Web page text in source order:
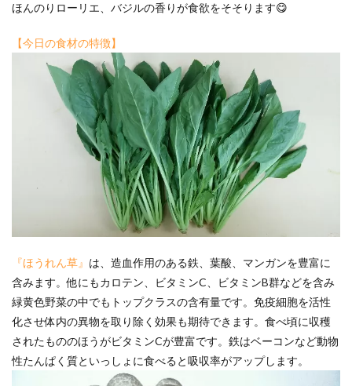
ほんのりローリエ、バジルの香りが食欲をそそります😋
【今日の食材の特徴】
『ほうれん草』 は、造血作用のある鉄、葉酸、マンガンを豊富に
含みます。他にもカロテン、ビタミンC、ビタミンB群などを含み
緑黄色野菜の中でもトップクラスの含有量です。免疫細胞を活性
化させ体内の異物を取り除く効果も期待できます。食べ頃に収穫
されたもののほうがビタミンCが豊富です。鉄はベーコンなど動物
性たんぱく質といっしょに食べると吸収率がアップします。